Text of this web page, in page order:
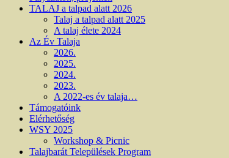
TALAJ a talpad alatt 2026
Talaj a talpad alatt 2025
A talaj élete 2024
Az Év Talaja
2026.
2025.
2024.
2023.
A 2022-es év talaja…
Támogatóink
Elérhetőség
WSY 2025
Workshop & Picnic
Talajbarát Települések Program